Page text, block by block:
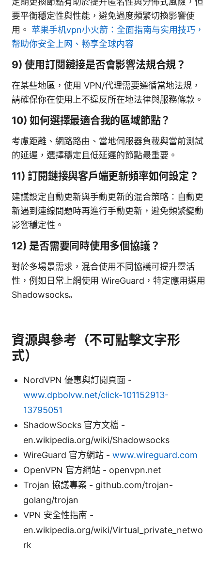
要平衡穩定性與性能，避免過度頻繁切換影響使
用。 苹果手机vpn小火箭：全面指南与实用技巧，
帮助你安全上网、畅享全球内容
9) 使用訂閱鏈接是否會影響法規合規？
在某些地區，使用 VPN/代理需要遵循當地法規，
請確保你在使用上不違反所在地法律與服務條款。
10) 如何選擇最適合我的區域節點？
考慮距離、網路路由、當地伺服器負載與當前測試
的延遲，選擇穩定且低延遲的節點最重要。
11) 訂閱鏈接與客戶端更新頻率如何設定？
建議設定自動更新與手動更新的混合策略：自動更
新遇到連線問題時再進行手動更新，避免頻繁變動
影響穩定性。
12) 是否需要同時使用多個協議？
對於多場景需求，混合使用不同協議可提升靈活
性，例如日常上網使用 WireGuard，特定應用選用
Shadowsocks。
資源與參考（不可點擊文字形
式）
NordVPN 優惠與訂閱頁面 -
www.dpbolvw.net/click-101152913-
13795051
ShadowSocks 官方文檔 -
en.wikipedia.org/wiki/Shadowsocks
WireGuard 官方網站 - www.wireguard.com
OpenVPN 官方網站 - openvpn.net
Trojan 協議專案 - github.com/trojan-
golang/trojan
VPN 安全性指南 -
en.wikipedia.org/wiki/Virtual_private_netwo
rk